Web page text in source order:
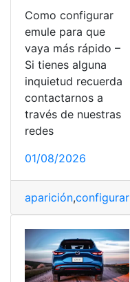
Como configurar
emule para que
vaya más rápido –
Si tienes alguna
inquietud recuerda
contactarnos a
través de nuestras
redes
01/08/2026
aparición,configurar